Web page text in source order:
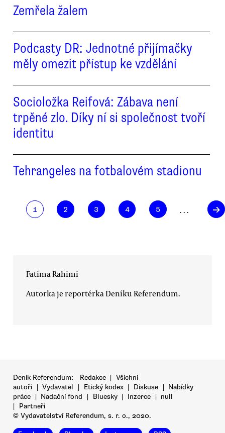
Zemřela žalem
Podcasty DR: Jednotné přijímačky
měly omezit přístup ke vzdělání
Socioložka Reifová: Zábava není
trpěné zlo. Díky ní si společnost tvoří
identitu
Tehrangeles na fotbalovém stadionu
1 2 3 4 5 . . . →
Fatima Rahimi
Autorka je reportérka Deníku Referendum.
Deník Referendum: Redakce | Všichni
autoři | Vydavatel | Etický kodex | Diskuse | Nabídky
práce | Nadační fond | Bluesky | Inzerce | null
|
Partneři
© Vydavatelství Referendum, s. r. o., 2020.